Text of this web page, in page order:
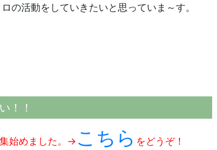
の活動をしていきたいと思っていま～す。
！！
始めました。→ こちら をどうぞ！